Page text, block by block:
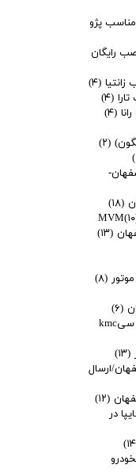
مناسب پژو
رایگان
زانتیا (۴)
(۴)
(۴)
(۲)
(۱۸)
(۱۳)
(۸)
(۶)
باتری جک دراصفهان/باطری کی ام سیkmc
(۱۳)
ارسال
(۱۲)
در